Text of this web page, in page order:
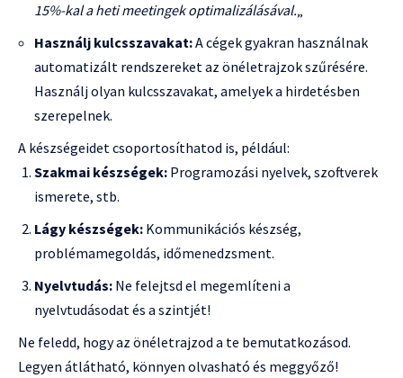
15%-kal a heti meetingek optimalizálásával.„
Használj kulcsszavakat:A cégek gyakran használnak
automatizált rendszereket az önéletrajzok szűrésére.
Használj olyan kulcsszavakat, amelyek a hirdetésben
szerepelnek.
A készségeidet csoportosíthatod is, például:
Szakmai készségek: Programozási nyelvek, szoftverek
ismerete, stb.
Lágy készségek: Kommunikációs készség,
problémamegoldás, időmenedzsment.
Nyelvtudás: Ne felejtsd el megemlíteni a
nyelvtudásodat és a szintjét!
Ne feledd, hogy az önéletrajzod a te bemutatkozásod.
Legyen átlátható, könnyen olvasható és meggyőző!